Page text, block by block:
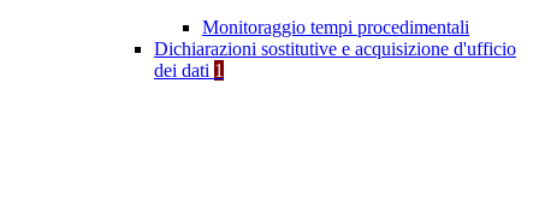
Monitoraggio tempi procedimentali
Dichiarazioni sostitutive e acquisizione d'ufficio
dei dati 1